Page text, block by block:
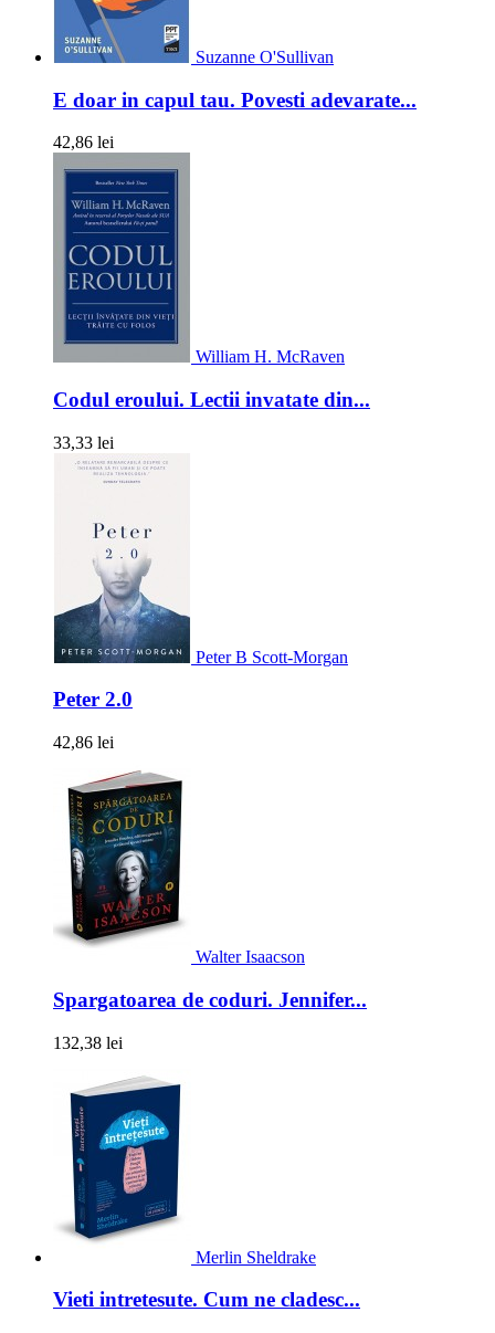
Suzanne O'Sullivan
E doar in capul tau. Povesti adevarate...
42,86 lei
William H. McRaven
Codul eroului. Lectii invatate din...
33,33 lei
Peter B Scott-Morgan
Peter 2.0
42,86 lei
Walter Isaacson
Spargatoarea de coduri. Jennifer...
132,38 lei
Merlin Sheldrake
Vieti intretesute. Cum ne cladesc...